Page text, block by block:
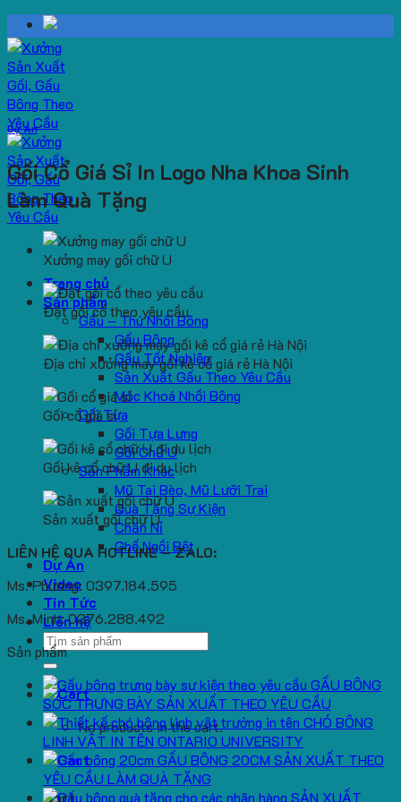
Skip
to
content
Trang chủ
Sản phẩm
Gấu – Thú Nhồi Bông
Gấu Bông
Gấu Tốt Nghiệp
Sản Xuất Gấu Theo Yêu Cầu
Móc Khoá Nhồi Bông
Gối Tựa
Gối Tựa Lưng
Gối Chữ U
Sản Phẩm Khác
Mũ Tai Bèo, Mũ Lưỡi Trai
Quà Tặng Sự Kiện
Chăn Nỉ
Ghế Ngồi Bệt
Dự Án
Video
Tin Tức
Liên hệ
Search
for:
No products in the cart.
Cart
Dự Án
Gối Cổ Giá Sỉ In Logo Nha Khoa Sinh
Làm Quà Tặng
Xưởng may gối chữ U
Đặt gối cổ theo yêu cầu
Địa chỉ xưởng may gối kê cổ giá rẻ Hà Nội
Gối cổ giá sỉ
Gối kê cổ chữ U đi du lịch
Sản xuất gối chữ U
LIÊN HỆ QUA HOTLINE – ZALO:
Ms. Phương: 0397.184.595
Ms. Minh: 0376.288.492
Sản phẩm
GẤU BÔNG
SÓC TRƯNG BÀY SẢN XUẤT THEO YÊU CẦU
CHÓ BÔNG
LINH VẬT IN TÊN ONTARIO UNIVERSITY
GẤU BÔNG 20CM SẢN XUẤT THEO
YÊU CẦU LÀM QUÀ TẶNG
SẢN XUẤT